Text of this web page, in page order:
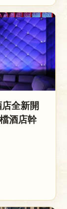
店全新開
酒店幹